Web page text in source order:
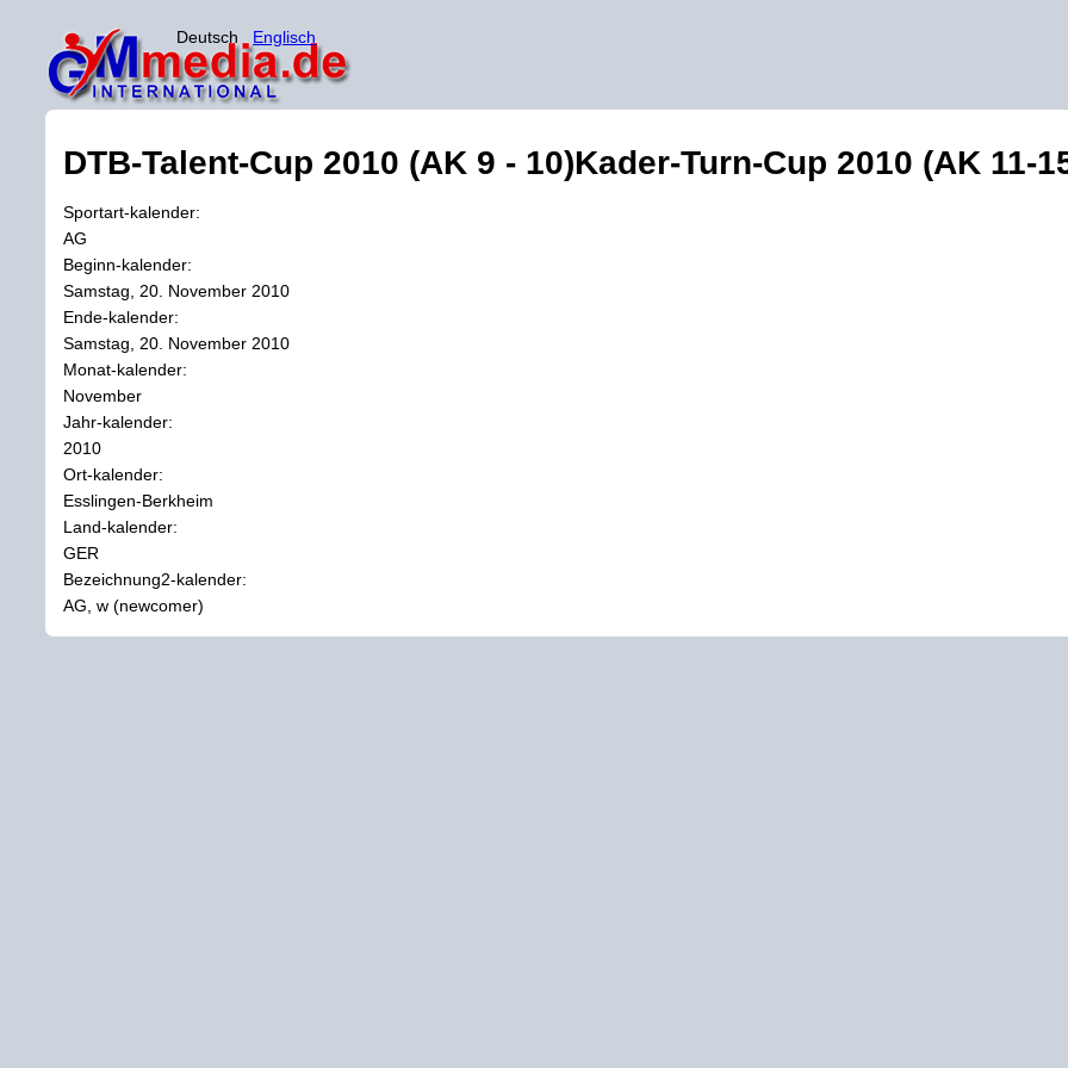
Deutsch Englisch
DTB-Talent-Cup 2010 (AK 9 - 10)Kader-Turn-Cup 2010 (AK 11-
Sportart-kalender:
AG
Beginn-kalender:
Samstag, 20. November 2010
Ende-kalender:
Samstag, 20. November 2010
Monat-kalender:
November
Jahr-kalender:
2010
Ort-kalender:
Esslingen-Berkheim
Land-kalender:
GER
Bezeichnung2-kalender:
AG, w (newcomer)